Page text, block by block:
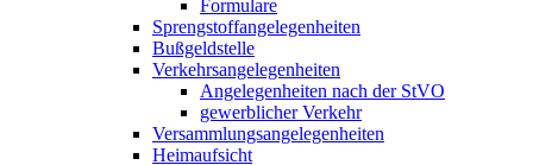
Formulare
Sprengstoff­angelegenheiten
Bußgeldstelle
Verkehrsangelegenheiten
Angelegenheiten nach der StVO
gewerblicher Verkehr
Versammlungs­angelegenheiten
Heimaufsicht